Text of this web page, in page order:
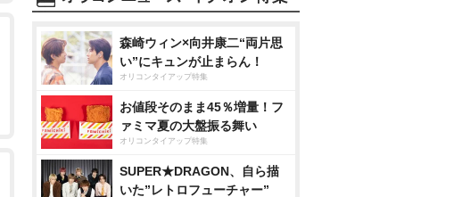
森崎ウィン×向井康二“両片思
い”にキュンが止まらん！
オリコンタイアップ特集
お値段そのまま45％増量！フ
ァミマ夏の大盤振る舞い
オリコンタイアップ特集
SUPER★DRAGON、自ら描
いた”レトロフューチャー”